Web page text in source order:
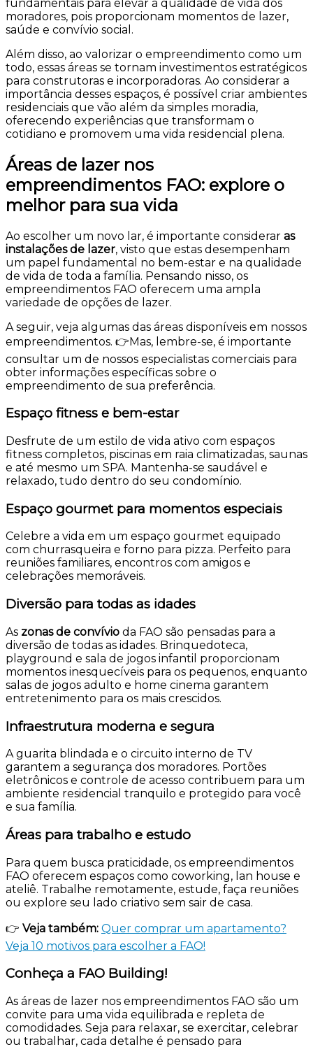
fundamentais para elevar a qualidade de vida dos
moradores, pois proporcionam momentos de lazer,
saúde e convívio social.
Além disso, ao valorizar o empreendimento como um
todo, essas áreas se tornam investimentos estratégicos
para construtoras e incorporadoras. Ao considerar a
importância desses espaços, é possível criar ambientes
residenciais que vão além da simples moradia,
oferecendo experiências que transformam o
cotidiano e promovem uma vida residencial plena.
Áreas de lazer nos
empreendimentos FAO: explore o
melhor para sua vida
Ao escolher um novo lar, é importante considerar as
instalações de lazer, visto que estas desempenham
um papel fundamental no bem-estar e na qualidade
de vida de toda a família. Pensando nisso, os
empreendimentos FAO oferecem uma ampla
variedade de opções de lazer.
A seguir, veja algumas das áreas disponíveis em nossos
empreendimentos. 👉Mas, lembre-se, é importante
consultar um de nossos especialistas comerciais para
obter informações específicas sobre o
empreendimento de sua preferência.
Espaço fitness e bem-estar
Desfrute de um estilo de vida ativo com espaços
fitness completos, piscinas em raia climatizadas, saunas
e até mesmo um SPA. Mantenha-se saudável e
relaxado, tudo dentro do seu condomínio.
Espaço gourmet para momentos especiais
Celebre a vida em um espaço gourmet equipado
com churrasqueira e forno para pizza. Perfeito para
reuniões familiares, encontros com amigos e
celebrações memoráveis.
Diversão para todas as idades
As zonas de convívio da FAO são pensadas para a
diversão de todas as idades. Brinquedoteca,
playground e sala de jogos infantil proporcionam
momentos inesquecíveis para os pequenos, enquanto
salas de jogos adulto e home cinema garantem
entretenimento para os mais crescidos.
Infraestrutura moderna e segura
A guarita blindada e o circuito interno de TV
garantem a segurança dos moradores. Portões
eletrônicos e controle de acesso contribuem para um
ambiente residencial tranquilo e protegido para você
e sua família.
Áreas para trabalho e estudo
Para quem busca praticidade, os empreendimentos
FAO oferecem espaços como coworking, lan house e
ateliê. Trabalhe remotamente, estude, faça reuniões
ou explore seu lado criativo sem sair de casa.
👉 Veja também: Quer comprar um apartamento?
Veja 10 motivos para escolher a FAO!
Conheça a FAO Building!
As áreas de lazer nos empreendimentos FAO são um
convite para uma vida equilibrada e repleta de
comodidades. Seja para relaxar, se exercitar, celebrar
ou trabalhar, cada detalhe é pensado para